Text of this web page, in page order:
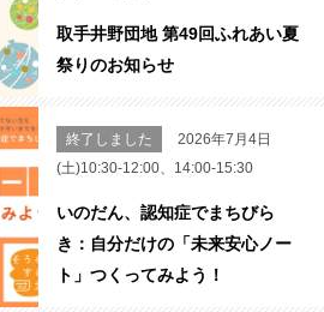
取手井野団地 第49回ふれあい夏
祭りのお知らせ
終了しました
2026年7月4日
(土)10:30-12:00、14:00-15:30
いのだん、認知症でまちびら
き：自分だけの「未来安心ノー
ト」つくってみよう！